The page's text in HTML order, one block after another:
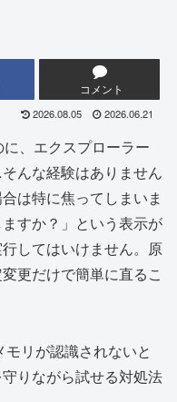
コメント
2026.08.05 2026.06.21
、エクスプローラー
んな経験はありません
は特に焦ってしまいま
すか？」という表示が
してはいけません。原
更だけで簡単に直るこ
リが認識されないと
りながら試せる対処法